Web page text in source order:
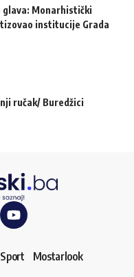
glava: Monarhistički
institucije Grada
ručak/ Buredžici
Sport Mostarlook